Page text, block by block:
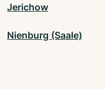
Jerichow
Nienburg (Saale)